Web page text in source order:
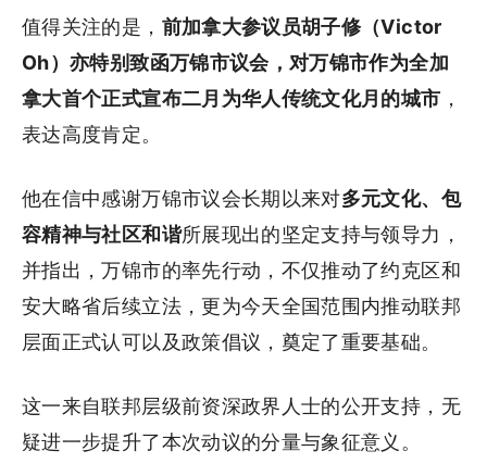
值得关注的是， 前加拿大参议员胡子修（Victor
Oh）亦特别致函万锦市议会，对万锦市作为全加
拿大首个正式宣布二月为华人传统文化月的城市 ，
表达高度肯定。
他在信中感谢万锦市议会长期以来对多元文化、包
容精神与社区和谐所展现出的坚定支持与领导力，
并指出，万锦市的率先行动，不仅推动了约克区和
安大略省后续立法，更为今天全国范围内推动联邦
层面正式认可以及政策倡议，奠定了重要基础。
这一来自联邦层级前资深政界人士的公开支持，无
疑进一步提升了本次动议的分量与象征意义。